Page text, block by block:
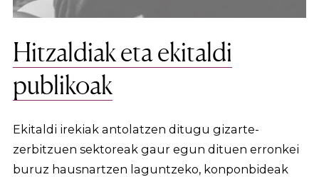
Hitzaldiak eta ekitaldi
publikoak
Ekitaldi irekiak antolatzen ditugu gizarte-
zerbitzuen sektoreak gaur egun dituen erronkei
buruz hausnartzen laguntzeko, konponbideak